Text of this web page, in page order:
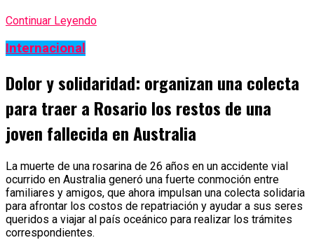
Continuar Leyendo
Internacional
Dolor y solidaridad: organizan una colecta
para traer a Rosario los restos de una
joven fallecida en Australia
La muerte de una rosarina de 26 años en un accidente vial
ocurrido en Australia generó una fuerte conmoción entre
familiares y amigos, que ahora impulsan una colecta solidaria
para afrontar los costos de repatriación y ayudar a sus seres
queridos a viajar al país oceánico para realizar los trámites
correspondientes.